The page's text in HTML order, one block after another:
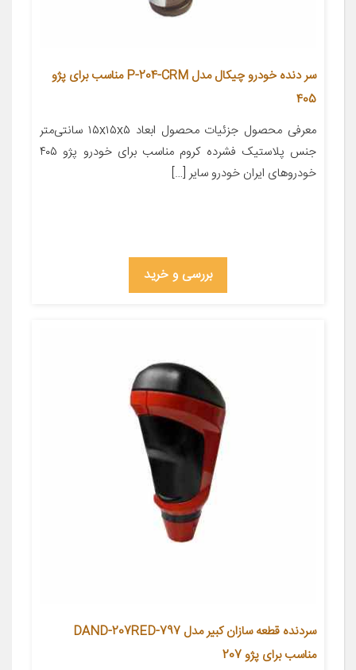
سر دنده خودرو چیکال مدل P-204-CRM مناسب برای پژو
405
معرفی محصول جزئیات محصول ابعاد ۱۵x۱۵x۵ سانتی‌متر
جنس پلاستیک فشرده کروم مناسب برای خودرو پژو ۴۰۵
خودروهای ایران خودرو سایر […]
بررسی و خرید
سردنده قطعه سازان کبیر مدل DAND-207RED-797
مناسب برای پژو 207